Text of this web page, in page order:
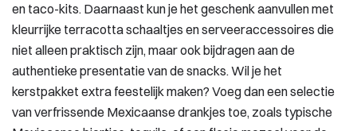
en taco-kits. Daarnaast kun je het geschenk aanvullen met
kleurrijke terracotta schaaltjes en serveeraccessoires die
niet alleen praktisch zijn, maar ook bijdragen aan de
authentieke presentatie van de snacks. Wil je het
kerstpakket extra feestelijk maken? Voeg dan een selectie
van verfrissende Mexicaanse drankjes toe, zoals typische